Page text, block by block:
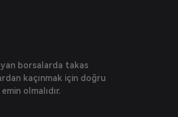
borsalarda takas
kaçınmak için doğru
olmalıdır.